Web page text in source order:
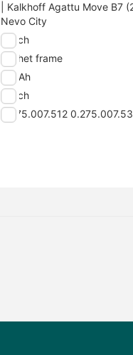
| Kalkhoff Agattu Move B7
Nevo City
Bosch
Op het frame
8.2 Ah
Bosch
0.275.007.512